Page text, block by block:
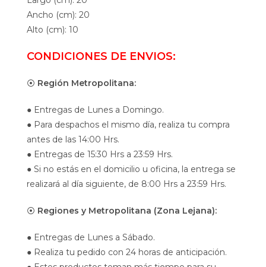
Ancho (cm): 20
Alto (cm): 10
CONDICIONES DE ENVIOS:
⦿ Región Metropolitana:
● Entregas de Lunes a Domingo.
● Para despachos el mismo día, realiza tu compra
antes de las 14:00 Hrs.
● Entregas de 15:30 Hrs a 23:59 Hrs.
● Si no estás en el domicilio u oficina, la entrega se
realizará al día siguiente, de 8:00 Hrs a 23:59 Hrs.
⦿ Regiones y Metropolitana (Zona Lejana):
● Entregas de Lunes a Sábado.
● Realiza tu pedido con 24 horas de anticipación.